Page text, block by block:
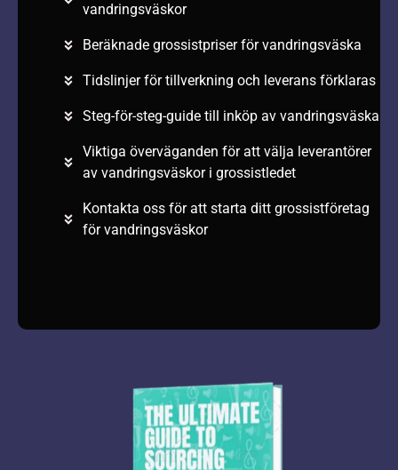
vandringsväskor
Beräknade grossistpriser för vandringsväska
Tidslinjer för tillverkning och leverans förklaras
Steg-för-steg-guide till inköp av vandringsväska
Viktiga överväganden för att välja leverantörer
av vandringsväskor i grossistledet
Kontakta oss för att starta ditt grossistföretag
för vandringsväskor